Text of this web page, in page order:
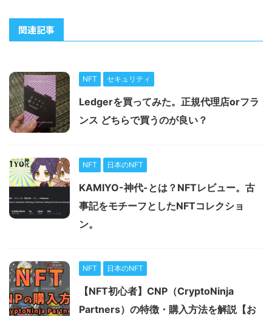
関連記事
NFT セキュリティ
Ledgerを買ってみた。正規代理店orフラ
ンス どちらで買うのが良い？
NFT 日本のNFT
KAMIYO-神代-とは？NFTレビュー。古
事記をモチーフとしたNFTコレクショ
ン。
NFT 日本のNFT
【NFT初心者】CNP（CryptoNinja
Partners）の特徴・購入方法を解説【お